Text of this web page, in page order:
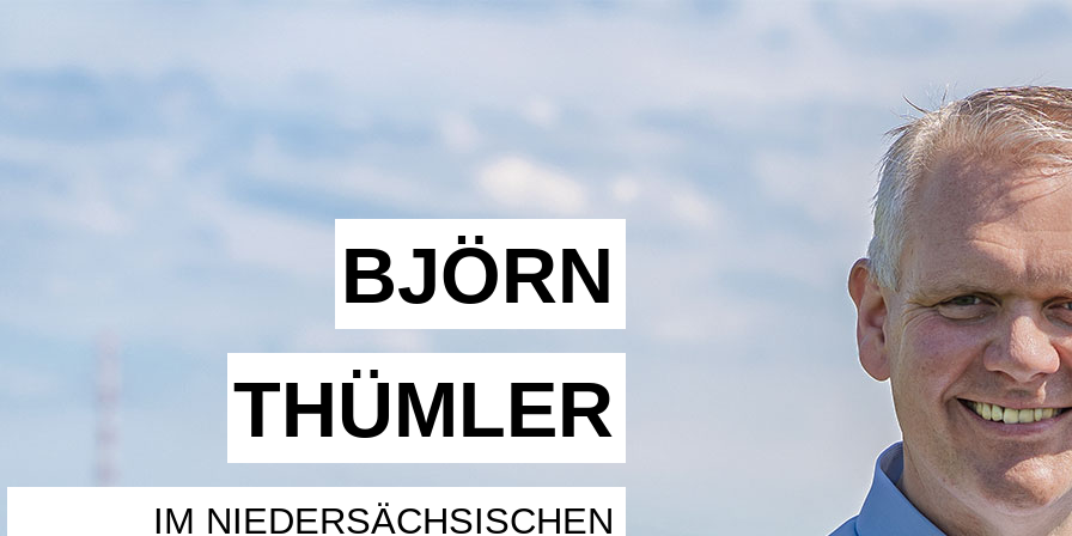
BJÖRN
THÜMLER
IM NIEDERSÄCHSISCHEN